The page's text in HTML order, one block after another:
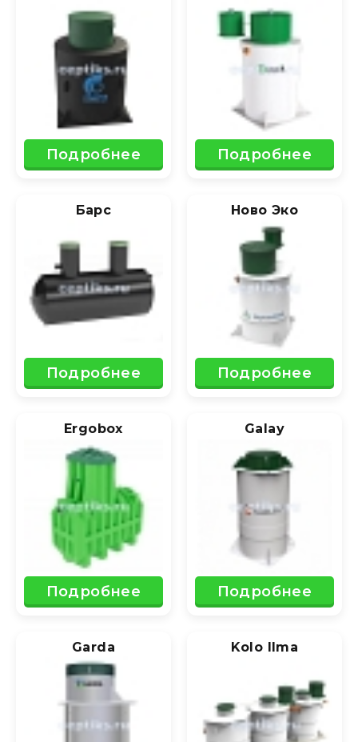
Подробнее Подробнее
Барс
Подробнее
Ново Эко
Подробнее
Ergobox
Подробнее
Galay
Подробнее
Garda Kolo Ilma